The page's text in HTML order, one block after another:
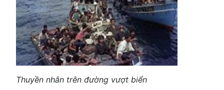
Thuyền nhân trên đường vượt biển